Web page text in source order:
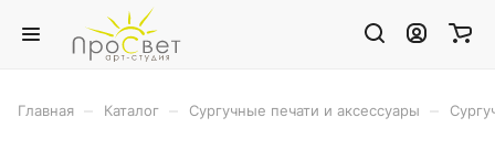
Главная Каталог Сургучные печати и аксессуары